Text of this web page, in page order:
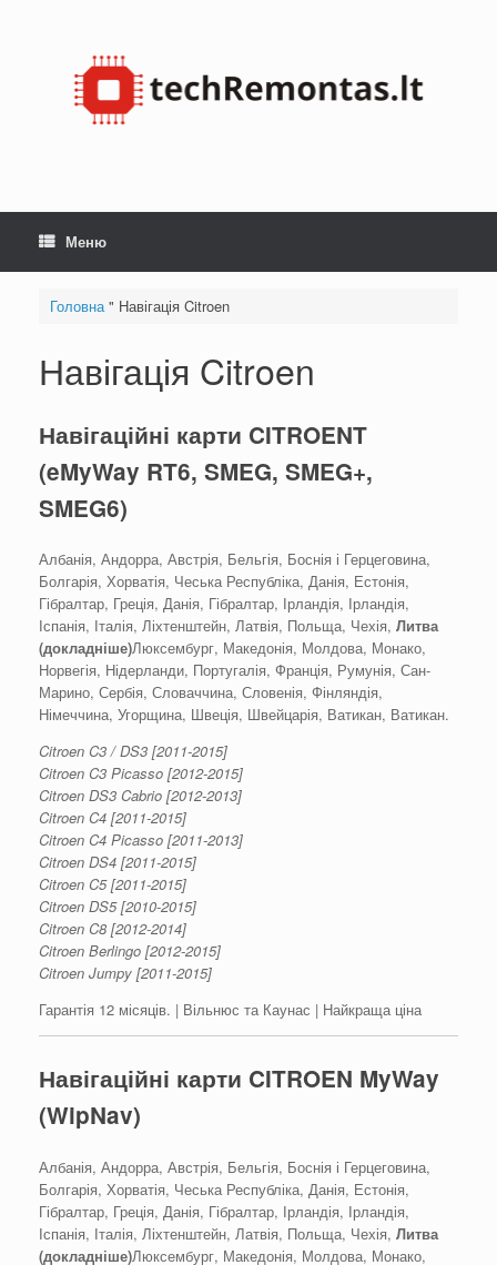
Меню
Головна" Навігація Citroen
Навігація Citroen
Навігаційні карти CITROENT
(eMyWay RT6, SMEG, SMEG+,
SMEG6)
Албанія, Андорра, Австрія, Бельгія, Боснія і Герцеговина,
Болгарія, Хорватія, Чеська Республіка, Данія, Естонія,
Гібралтар, Греція, Данія, Гібралтар, Ірландія, Ірландія,
Іспанія, Італія, Ліхтенштейн, Латвія, Польща, Чехія, Литва
(докладніше)Люксембург, Македонія, Молдова, Монако,
Норвегія, Нідерланди, Португалія, Франція, Румунія, Сан-
Марино, Сербія, Словаччина, Словенія, Фінляндія,
Німеччина, Угорщина, Швеція, Швейцарія, Ватикан, Ватикан.
Citroen C3 / DS3 [2011-2015]
Citroen C3 Picasso [2012-2015]
Citroen DS3 Cabrio [2012-2013]
Citroen C4 [2011-2015]
Citroen C4 Picasso [2011-2013]
Citroen DS4 [2011-2015]
Citroen C5 [2011-2015]
Citroen DS5 [2010-2015]
Citroen C8 [2012-2014]
Citroen Berlingo [2012-2015]
Citroen Jumpy [2011-2015]
Гарантія 12 місяців. | Вільнюс та Каунас | Найкраща ціна
Навігаційні карти CITROEN MyWay
(WipNav)
Албанія, Андорра, Австрія, Бельгія, Боснія і Герцеговина,
Болгарія, Хорватія, Чеська Республіка, Данія, Естонія,
Гібралтар, Греція, Данія, Гібралтар, Ірландія, Ірландія,
Іспанія, Італія, Ліхтенштейн, Латвія, Польща, Чехія, Литва
(докладніше)Люксембург, Македонія, Молдова, Монако,